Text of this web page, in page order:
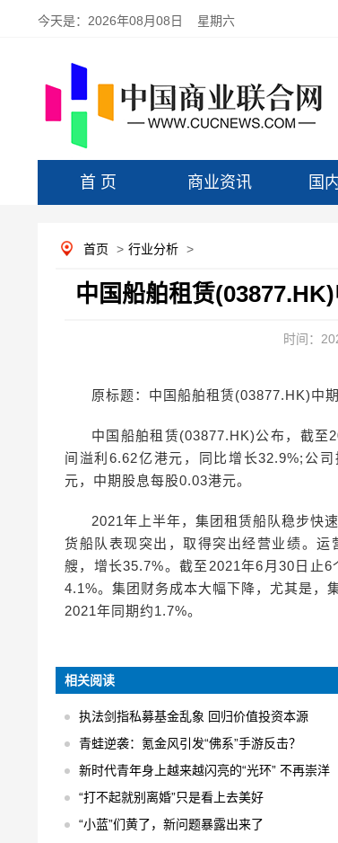
今天是： 2026年08月08日 星期六
首 页 商业资讯 国
首页 > 行业分析 >
中国船舶租赁
时间：
原标题：中国船舶租赁(03877.HK)中
中国船舶租赁(03877.HK)公布，截至
间溢利6.62亿港元，同比增长32.9%;公
元，中期股息每股0.03港元。
2021年上半年，集团租赁船队稳步快
货船队表现突出，取得突出经营业绩。
艘，增长35.7%。截至2021年6月30日止
4.1%。集团财务成本大幅下降，尤其是，
2021年同期约1.7%。
相关阅读
执法剑指私募基金乱象 回归价值投资本源
青蛙逆袭：氪金风引发“佛系”手游反击？
新时代青年身上越来越闪亮的“光环” 不再崇洋
“打不起就别离婚”只是看上去美好
“小蓝”们黄了，新问题暴露出来了